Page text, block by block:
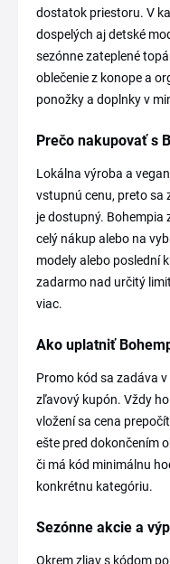
dostatok priestoru. V
dospelých aj detské
sezónne zateplené
oblečenie z konope a
ponožky a doplnky v
Prečo nakupovať s
Lokálna výroba a
vstupnú cenu, preto sa
je dostupný. Bohempia
celý nákup alebo na
modely alebo poslední
zadarmo nad určitý
viac.
Ako uplatniť
Promo kód sa zadáva
zľavový kupón. Vždy
vložení sa cena
ešte pred dokončením
či má kód minimálnu
konkrétnu kategóriu.
Sezónne akcie a
Okrem zliav s kódom